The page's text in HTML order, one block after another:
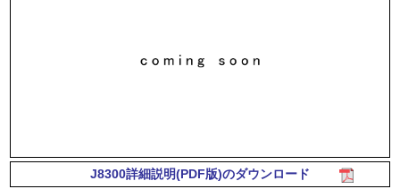
J8300詳細説明(PDF版)のダウンロード